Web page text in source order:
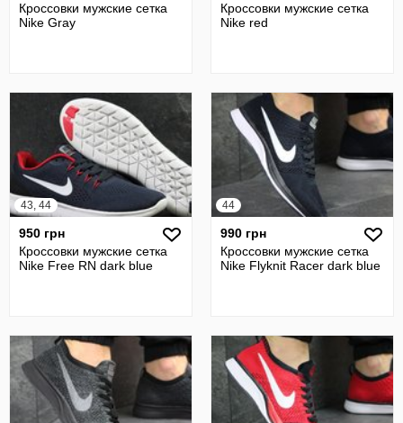
Кроссовки мужские сетка
Nike Gray
Кроссовки мужские сетка
Nike red
43, 44
950 грн
Кроссовки мужские сетка
Nike Free RN dark blue
44
990 грн
Кроссовки мужские сетка
Nike Flyknit Racer dark blue